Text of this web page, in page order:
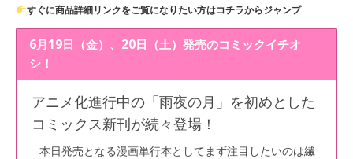
すぐに商品詳細リンクをご覧になりたい方はコチラからジャンプ
6月19日（金）、20日（土）発売のコミックイチオ
シ！
アニメ化進行中の「雨夜の月」を初めとした
コミックス新刊が続々登場！
本日発売となる漫画単行本としてまず注目したいのは繊